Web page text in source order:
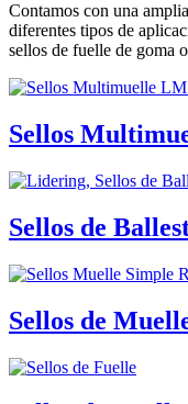
Contamos con una
diferentes tipos de
sellos de fuelle de goma
Sellos
Sellos de
Sellos de